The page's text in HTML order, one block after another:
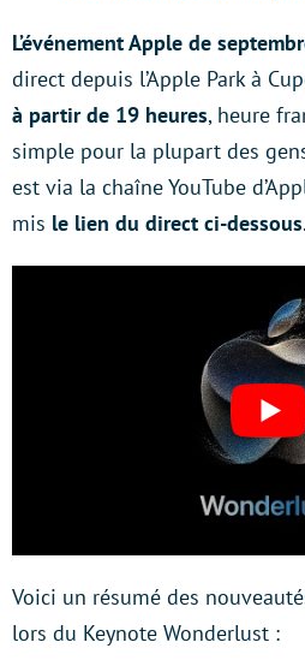
L’événement Apple de
direct depuis l’Apple Park à
à partir de 19 heures, heure
simple pour la plupart des
est via la chaîne YouTube
mis le lien du direct ci-dessous.
Voici un résumé des
lors du Keynote Wonderlust :